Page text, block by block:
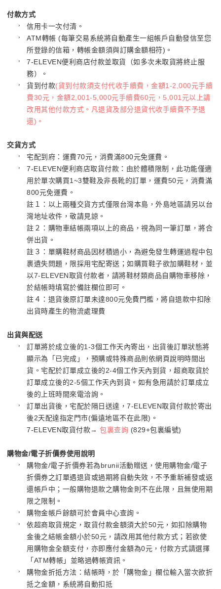
付款方式
信用卡一次付清。
ATM轉帳 (每筆交易系統將自動產生一組帳戶自動發信至您
所登錄的信箱，轉帳金額須與訂購金額相符)。
7-ELEVEN便利商店付款並取貨（如多次未取貨將終止服
務）。
貨到付款(貨到付款須支付代收手續費，金額1-2,000元手續
費30元，金額2,001-5,000元手續費60元，5,001元以上請
改用其他付款方式。凡退貨及部分退貨代收手續費不予退
還)。
交貨方式
宅配到府：運費70元，消費滿800元免運費。
7-ELEVEN便利商店取貨付款：由於體積限制，此功能僅適
用於單次購買1~3雙鞋及非長靴的訂單，運費50元，消費滿
800元免運費。
註１：以上兩種交貨方式僅限台灣本島，外島地區請另以台
灣地址收件，敬請見諒。
註２：購物車結帳兩項以上的商品，視為同一筆訂單，將合
併出貨。
註３：單購鞋材商品因材積過小，為避免發生轉運過程中包
裹遺失問題，限採用宅配寄送；如購買鞋子欲加購鞋材，並
以7-ELEVEN取貨付款者，請將鞋材類商品自購物車移除，
於結帳時填寫於備註欄位即可。
註４：退貨後原訂單未達800元免費門檻，將自退款中扣除
出貨時產生的物流處理費
出貨與配送
訂單將於成立後的1-3個工作天內寄出，出貨後訂單狀態將
顯示為「已完成」，預購或特殊商品則依網頁說明時間出
貨。宅配於訂單成立後的2-4個工作天內到貨，超商取貨於
訂單成立後的2-5個工作天內到貨。如有急用請於訂單成立
後的上班時間來電洽詢。
訂單出貨後，宅配於隔日送達，7-ELEVEN取貨付款於寄出
後2天配達指定門市(偏遠地區不在此限)。
7-ELEVEN取貨付款→包裏查詢 (829+包裏編號)
購物金/電子折價券使用說明
購物金/電子折價券若為brunii活動贈送，使用購物金/電子
折價券之訂單遇退貨或過期將自動失效，不予重新補發或返
還帳戶中；一般購物退款之購物金則不在此限，且無使用期
限之限制。
購物金帳戶餘額可於會員中心查詢。
依超商取貨規定，取貨付款金額須大於50元，如扣除購物
金後之結帳金額小於50元，請改用其他付款方式；若欲使
用購物金全額支付，亦即應付金額為0元，付款方式請選擇
「ATM轉帳」並略過轉帳資訊。
購物金折抵方法：結帳時，於「購物金」欄位輸入當次欲折
抵之金額，系統將自動扣抵